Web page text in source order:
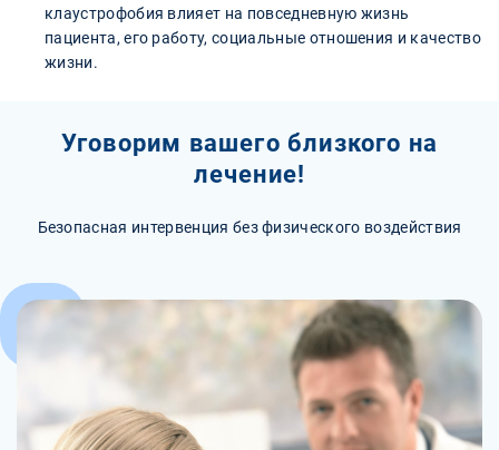
клаустрофобия влияет на повседневную жизнь
пациента, его работу, социальные отношения и качество
жизни.
Уговорим вашего близкого на
лечение!
Безопасная интервенция без физического воздействия